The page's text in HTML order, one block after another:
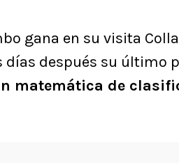
gana en su visita
días después su último
matemática de